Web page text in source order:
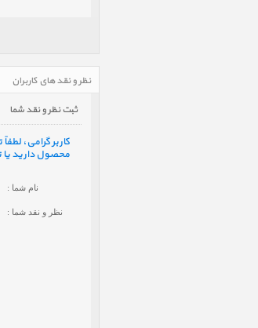
نظر و نقد های کاربران
ثبت نظر و نقد شما
کاربر گرامی،
محصول دارید یا
نام شما :
نظر و نقد شما :